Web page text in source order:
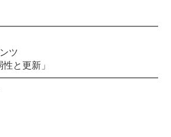
ツ
と更新」